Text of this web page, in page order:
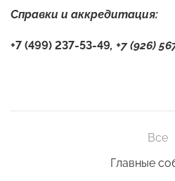
Справки и аккредитация:
+7 (499) 237-53-49, +7 (926)
Все
Главные